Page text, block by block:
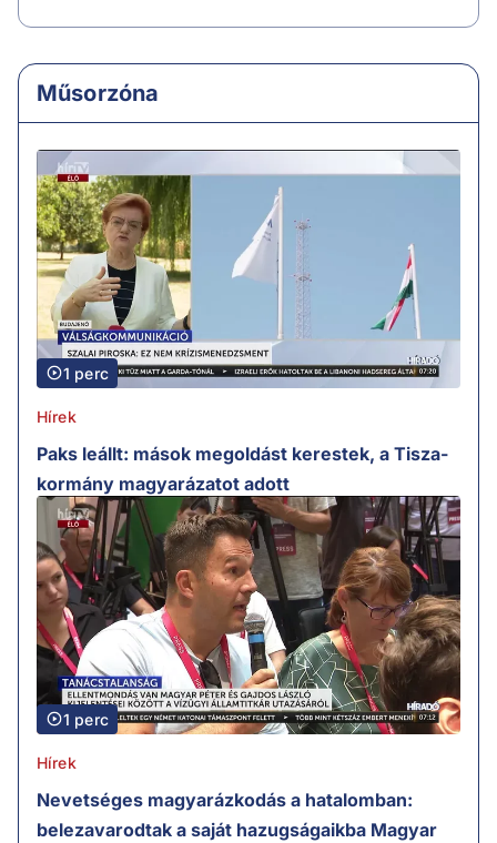
Műsorzóna
1 perc
Hírek
Paks leállt: mások megoldást kerestek, a Tisza-
kormány magyarázatot adott
1 perc
Hírek
Nevetséges magyarázkodás a hatalomban:
belezavarodtak a saját hazugságaikba Magyar